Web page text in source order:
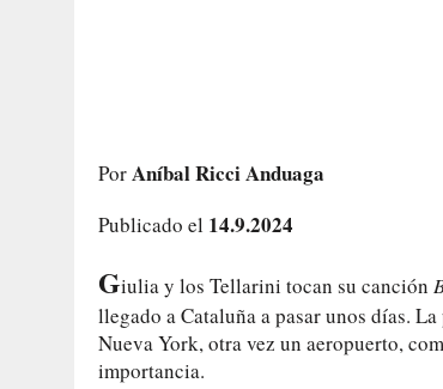
PorAníbal Ricci Anduaga
Publicado el 14.9.2024
Giulia y los Tellarini tocan su canción
llegado a Cataluña a pasar unos días.
Nueva York, otra vez un aeropuerto,
importancia.